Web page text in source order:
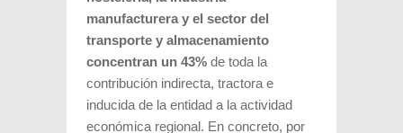
manufacturera y el sector del
transporte y almacenamiento
concentran un 43% de toda la
contribución indirecta, tractora e
inducida de la entidad a la actividad
económica regional. En concreto, por